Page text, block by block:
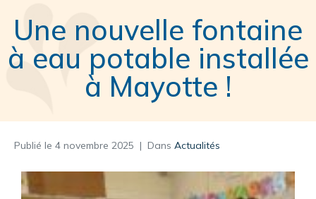
Une nouvelle fontaine
à eau potable installée
à Mayotte !
Publié le 4 novembre 2025 Dans Actualités